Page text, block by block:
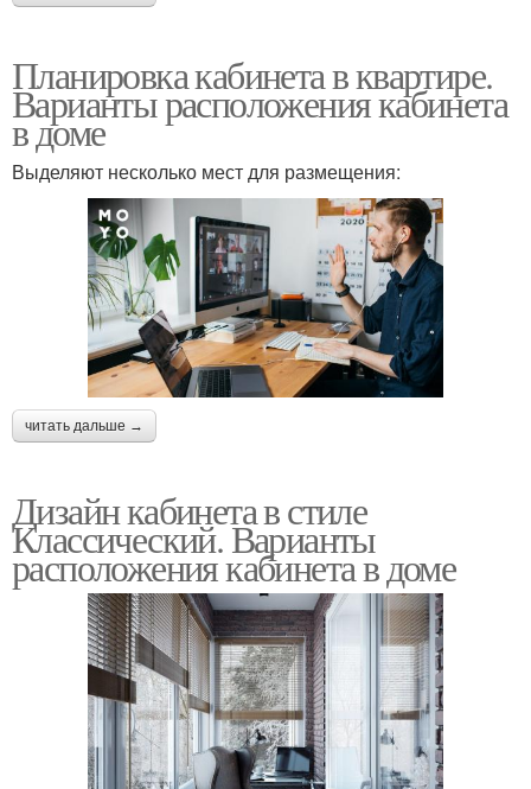
Планировка кабинета в квартире.
Варианты расположения кабинета
в доме
Выделяют несколько мест для размещения:
читать дальше →
Дизайн кабинета в стиле
Классический. Варианты
расположения кабинета в доме